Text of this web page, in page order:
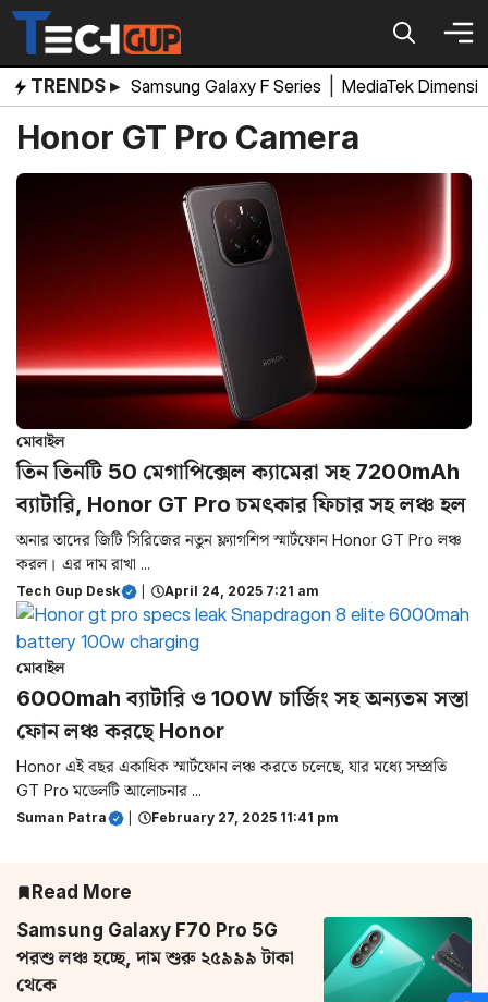
Skip
content
TRENDS ▸ Samsung Galaxy F Series MediaTek
Honor GT Pro Camera
মোবাইল
তিন তিনটি 50 মেগাপিক্সেল ক্যামেরা সহ 7200mAh
ব্যাটারি, Honor GT Pro চমৎকার ফিচার সহ লঞ্চ হল
অনার তাদের জিটি সিরিজের নতুন ফ্ল্যাগশিপ স্মার্টফোন Honor GT Pro লঞ্চ
করল। এর দাম রাখা ...
Tech Gup Desk April 24, 2025 7:21 am
মোবাইল
6000mah ব্যাটারি ও 100W চার্জিং সহ অন্যতম সস্তা
ফোন লঞ্চ করছে Honor
Honor এই বছর একাধিক স্মার্টফোন লঞ্চ করতে চলেছে, যার মধ্যে সম্প্রতি
GT Pro মডেলটি আলোচনার ...
Suman Patra February 27, 2025 11:41 pm
Read More
Samsung Galaxy F70 Pro 5G
পরশু লঞ্চ হচ্ছে, দাম শুরু ২৫৯৯৯ টাকা
থেকে